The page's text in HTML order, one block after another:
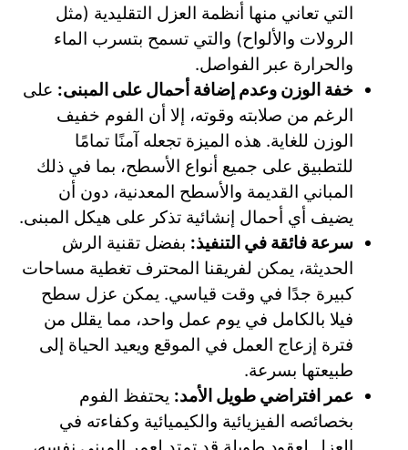
التي تعاني منها أنظمة العزل التقليدية (مثل
الرولات والألواح) والتي تسمح بتسرب الماء
والحرارة عبر الفواصل.
خفة الوزن وعدم إضافة أحمال على المبنى: على
الرغم من صلابته وقوته، إلا أن الفوم خفيف
الوزن للغاية. هذه الميزة تجعله آمنًا تمامًا
للتطبيق على جميع أنواع الأسطح، بما في ذلك
المباني القديمة والأسطح المعدنية، دون أن
يضيف أي أحمال إنشائية تذكر على هيكل المبنى.
سرعة فائقة في التنفيذ: بفضل تقنية الرش
الحديثة، يمكن لفريقنا المحترف تغطية مساحات
كبيرة جدًا في وقت قياسي. يمكن عزل سطح
فيلا بالكامل في يوم عمل واحد، مما يقلل من
فترة إزعاج العمل في الموقع ويعيد الحياة إلى
طبيعتها بسرعة.
عمر افتراضي طويل الأمد: يحتفظ الفوم
بخصائصه الفيزيائية والكيميائية وكفاءته في